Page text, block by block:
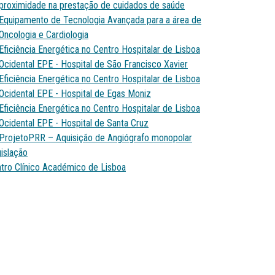
na prestação de cuidados de saúde
Equipamento de Tecnologia Avançada para a área de
e Cardiologia
Eficiência Energética no Centro Hospitalar de Lisboa
EPE - Hospital de São Francisco Xavier
Eficiência Energética no Centro Hospitalar de Lisboa
EPE - Hospital de Egas Moniz
Eficiência Energética no Centro Hospitalar de Lisboa
EPE - Hospital de Santa Cruz
ProjetoPRR – Aquisição de Angiógrafo monopolar
Clínico Académico de Lisboa